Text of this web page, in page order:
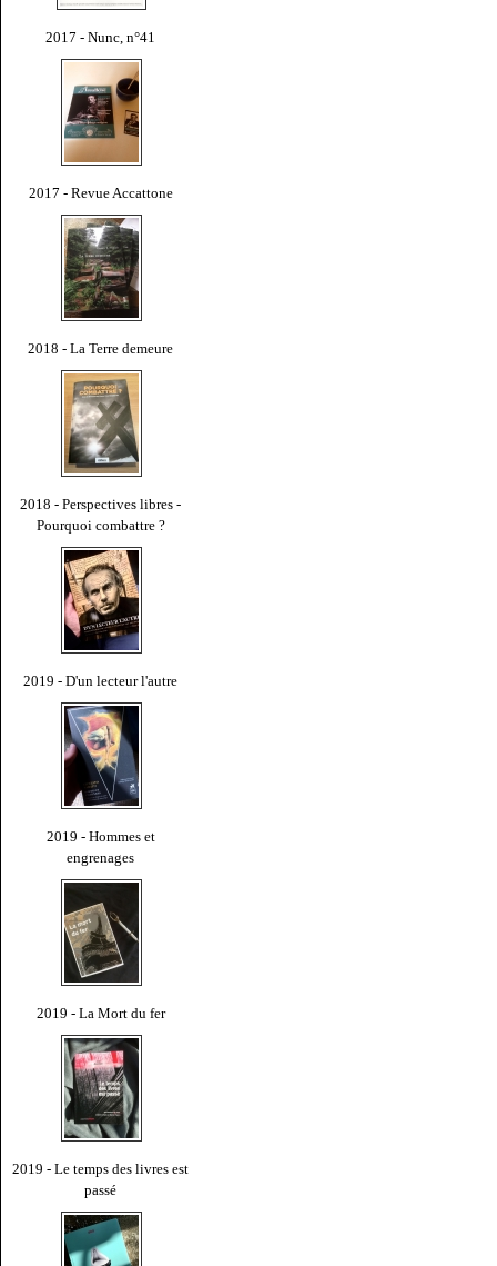
2017 - Nunc, n°41
2017 - Revue Accattone
2018 - La Terre demeure
2018 - Perspectives libres -
Pourquoi combattre ?
2019 - D'un lecteur l'autre
2019 - Hommes et
engrenages
2019 - La Mort du fer
2019 - Le temps des livres est
passé